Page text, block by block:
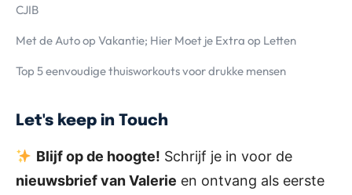
CJIB
Met de Auto op Vakantie; Hier Moet je Extra op Letten
Top 5 eenvoudige thuisworkouts voor drukke mensen
Let's keep in Touch
Blijf op de hoogte! Schrijf je in voor de
nieuwsbrief van Valerie en ontvang als eerste